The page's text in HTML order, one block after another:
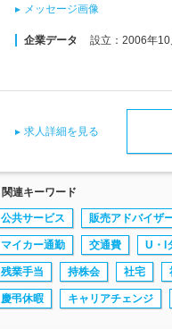
メッセージ画像
企業データ 設立：2006年
求人詳細を見る
関連キーワード
公共サービス 販売アドバイザ
マイカー通勤 交通費 U・I
残業手当 持株会 社宅
慶弔休暇 キャリアチェンジ